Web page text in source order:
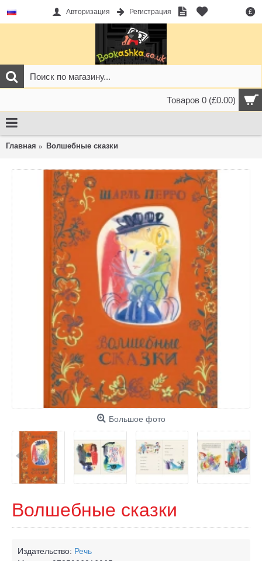
£
Авторизация Регистрация
Товаров 0 (£0.00)
Главная Волшебные сказки
Большое фото
Волшебные сказки
Издательство: Речь